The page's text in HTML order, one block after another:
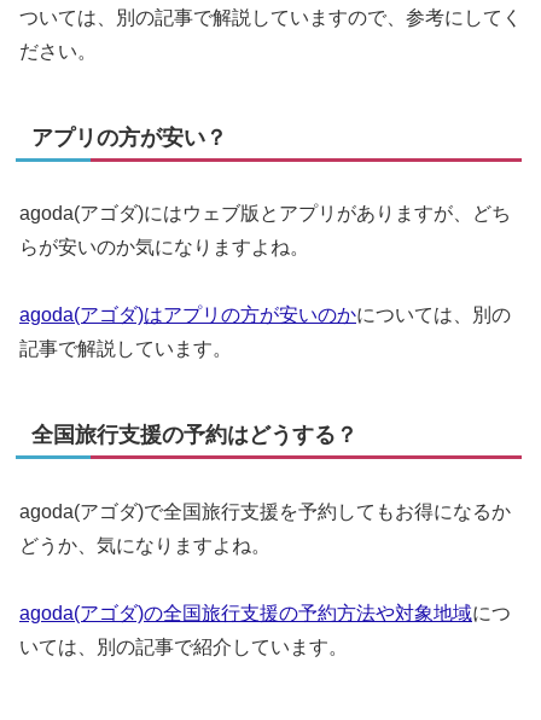
ついては、別の記事で解説していますので、参考にしてく
ださい。
アプリの方が安い？
agoda(アゴダ)にはウェブ版とアプリがありますが、どち
らが安いのか気になりますよね。
agoda(アゴダ)はアプリの方が安いのかについては、別の
記事で解説しています。
全国旅行支援の予約はどうする？
agoda(アゴダ)で全国旅行支援を予約してもお得になるか
どうか、気になりますよね。
agoda(アゴダ)の全国旅行支援の予約方法や対象地域につ
いては、別の記事で紹介しています。